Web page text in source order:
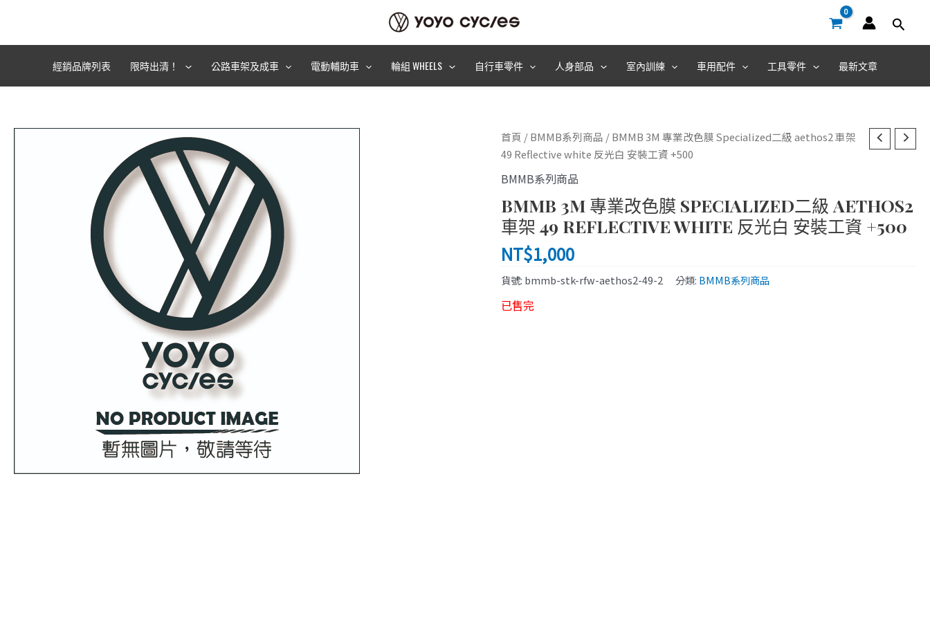
主
經銷品牌列表 限時出清！ 公路車架及成車 電動輔助車 輪組 WHEELS 自行車零件 人身部品 室內訓練 車用配件 工具零件 最新文章
首頁 /BMMB系列商品 / BMMB 3M 專業改色膜 Specialized二級 aethos2 車架
49 Reflective white 反光白 安裝工資 +500
BMMB系列商品
BMMB 3M 專業改色膜 SPECIALIZED二級 AETHOS2
車架 49 REFLECTIVE WHITE 反光白 安裝工資 +500
NT$1,000
貨號: bmmb-stk-rfw-aethos2-49-2 分類: BMMB系列商品
已售完